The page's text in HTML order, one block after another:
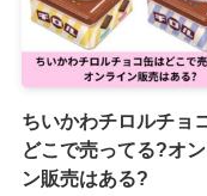
ちいかわチロルチョ
どこで売ってる?オ
ン販売はある?